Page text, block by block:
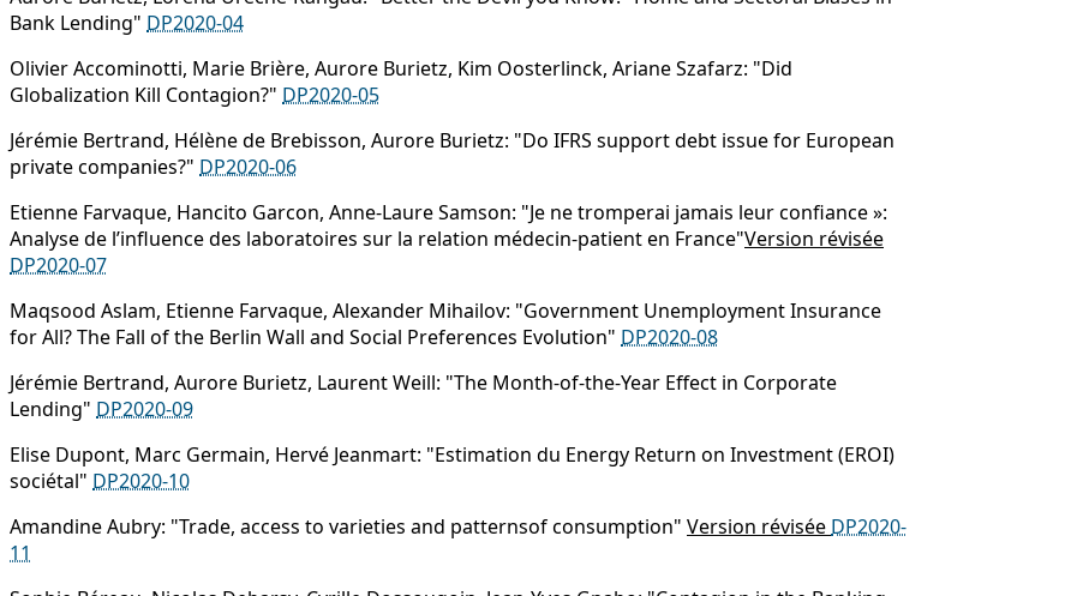
Bank Lending" DP2020-04
Olivier Accominotti, Marie Brière, Aurore Burietz, Kim Oosterlinck, Ariane Szafarz: "Did
Globalization Kill Contagion?" DP2020-05
Jérémie Bertrand, Hélène de Brebisson, Aurore Burietz: "Do IFRS support debt issue for European
private companies?" DP2020-06
Etienne Farvaque, Hancito Garcon, Anne-Laure Samson: "Je ne tromperai jamais leur confiance »:
Analyse de l’influence des laboratoires sur la relation médecin-patient en France"Version révisée
DP2020-07
Maqsood Aslam, Etienne Farvaque, Alexander Mihailov: "Government Unemployment Insurance
for All? The Fall of the Berlin Wall and Social Preferences Evolution" DP2020-08
Jérémie Bertrand, Aurore Burietz, Laurent Weill: "The Month-of-the-Year Effect in Corporate
Lending" DP2020-09
Elise Dupont, Marc Germain, Hervé Jeanmart: "Estimation du Energy Return on Investment (EROI)
sociétal" DP2020-10
Amandine Aubry: "Trade, access to varieties and patternsof consumption" Version révisée DP2020-
11